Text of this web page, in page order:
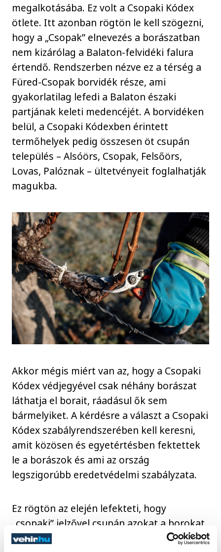
megalkotásába. Ez volt a Csopaki Kódex
ötlete. Itt azonban rögtön le kell szögezni,
hogy a „Csopak” elnevezés a borászatban
nem kizárólag a Balaton-felvidéki falura
értendő. Rendszerben nézve ez a térség a
Füred-Csopak borvidék része, ami
gyakorlatilag lefedi a Balaton északi
partjának keleti medencéjét. A borvidéken
belül, a Csopaki Kódexben érintett
termőhelyek pedig összesen öt csupán
település – Alsóörs, Csopak, Felsőörs,
Lovas, Palóznak – ültetvényeit foglalhatják
magukba.
Akkor mégis miért van az, hogy a Csopaki
Kódex védjegyével csak néhány borászat
láthatja el borait, ráadásul ők sem
bármelyiket. A kérdésre a választ a Csopaki
Kódex szabályrendszerében kell keresni,
amit közösen és egyetértésben fektettek
le a borászok és ami az ország
legszigorúbb eredetvédelmi szabályzata.
Ez rögtön az elején lefekteti, hogy
„csopaki” jelzővel csupán azokat a borokat
lehet illetni, amelyek minimum 85%-ban